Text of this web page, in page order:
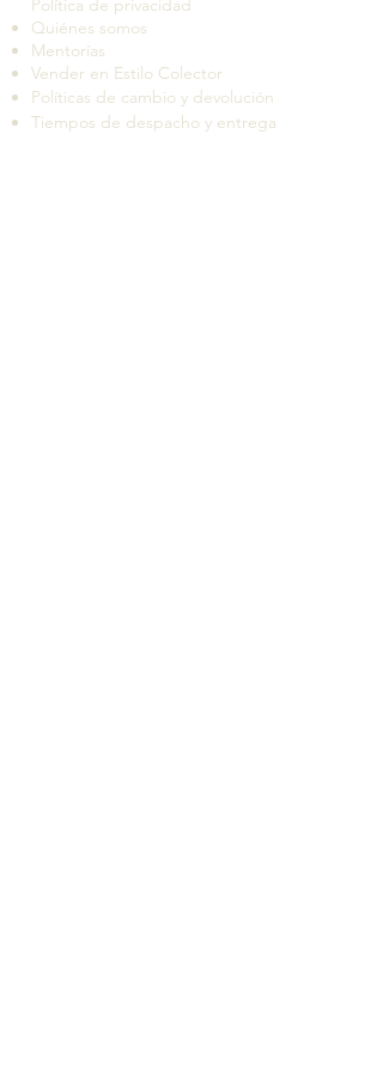
Política de privacidad
Quiénes somos
Mentorías
Vender en Estilo Colector
Políticas de cambio y devolución
Tiempos de despacho y entrega